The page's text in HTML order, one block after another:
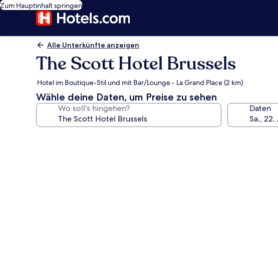
Zum Hauptinhalt springen
Alle Unterkünfte anzeigen
The Scott Hotel Brussels
Hotel im Boutique-Stil und mit Bar/Lounge - La Grand Place (2 km)
Wähle deine Daten, um Preise zu sehen
Wo soll’s hingehen? Daten